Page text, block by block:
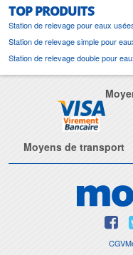
TOP PRODUITS
Station de relevage pour eaux
Station de relevage simple pour
Station de relevage double pour
Moyens de transport
CGV